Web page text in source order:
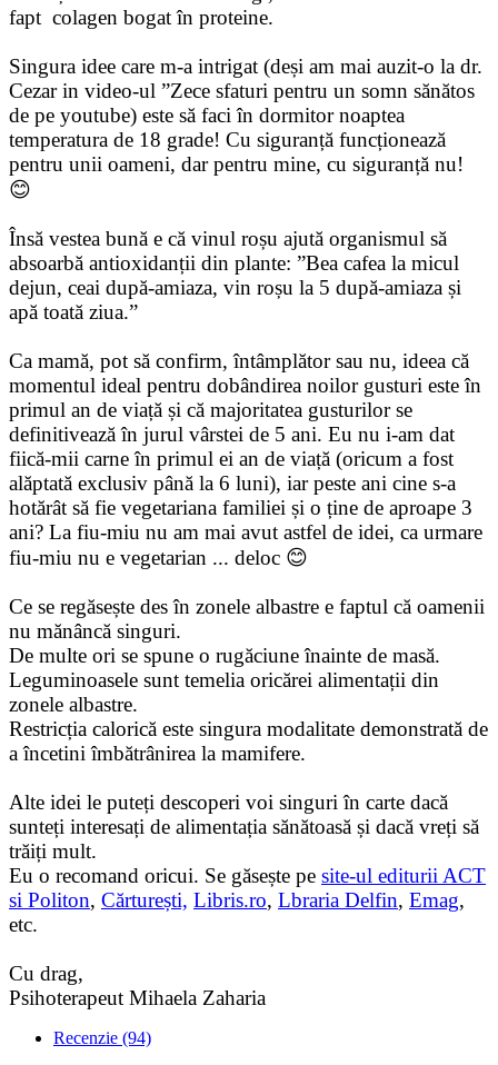
fapt colagen bogat în proteine.
Singura idee care m-a intrigat (deși am mai auzit-o la dr.
Cezar in video-ul ”Zece sfaturi pentru un somn sănătos
de pe youtube) este să faci în dormitor noaptea
temperatura de 18 grade! Cu siguranță funcționează
pentru unii oameni, dar pentru mine, cu siguranță nu!
😊
Însă vestea bună e că vinul roșu ajută organismul să
absoarbă antioxidanții din plante: ”Bea cafea la micul
dejun, ceai după-amiaza, vin roșu la 5 după-amiaza și
apă toată ziua.”
Ca mamă, pot să confirm, întâmplător sau nu, ideea că
momentul ideal pentru dobândirea noilor gusturi este în
primul an de viață și că majoritatea gusturilor se
definitivează în jurul vârstei de 5 ani. Eu nu i-am dat
fiică-mii carne în primul ei an de viață (oricum a fost
alăptată exclusiv până la 6 luni), iar peste ani cine s-a
hotărât să fie vegetariana familiei și o ține de aproape 3
ani? La fiu-miu nu am mai avut astfel de idei, ca urmare
fiu-miu nu e vegetarian ... deloc 😊
Ce se regăsește des în zonele albastre e faptul că oamenii
nu mănâncă singuri.
De multe ori se spune o rugăciune înainte de masă.
Leguminoasele sunt temelia oricărei alimentații din
zonele albastre.
Restricția calorică este singura modalitate demonstrată de
a încetini îmbătrânirea la mamifere.
Alte idei le puteți descoperi voi singuri în carte dacă
sunteți interesați de alimentația sănătoasă și dacă vreți să
trăiți mult.
Eu o recomand oricui. Se găsește pe site-ul editurii ACT
si Politon, Cărturești, Libris.ro, Lbraria Delfin, Emag,
etc.
Cu drag,
Psihoterapeut Mihaela Zaharia
Recenzie (94)